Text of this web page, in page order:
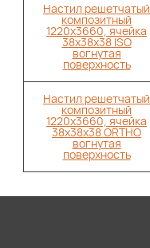
Настил решетчатый
композитный
1220х3660, ячейка
38х38х38 ISO
вогнутая
поверхность
Настил решетчатый
композитный
1220х3660, ячейка
38х38х38 ORTHO
вогнутая
поверхность